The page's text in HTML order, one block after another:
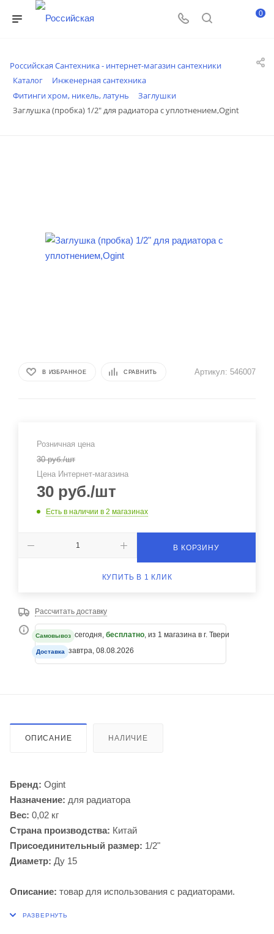
0
Российская Сантехника - интернет-магазин сантехники
Каталог
Инженерная сантехника
Фитинги хром, никель, латунь
Заглушки
Заглушка (пробка) 1/2" для радиатора с уплотнением,Ogint
В ИЗБРАННОЕ СРАВНИТЬ Артикул: 546007
Розничная цена
30руб./шт
Цена Интернет-магазина
30 руб./шт
Есть в наличии в 2 магазинах
В КОРЗИНУ
КУПИТЬ В 1 КЛИК
Рассчитать доставку
Самовывоз сегодня, бесплатно, из 1 магазина в г. Твери
Доставка завтра, 08.08.2026
ОПИСАНИЕ НАЛИЧИЕ
Бренд: Ogint
Назначение: для радиатора
Вес: 0,02 кг
Страна производства: Китай
Присоединительный размер: 1/2"
Диаметр: Ду 15
Описание: товар для использования с радиаторами.